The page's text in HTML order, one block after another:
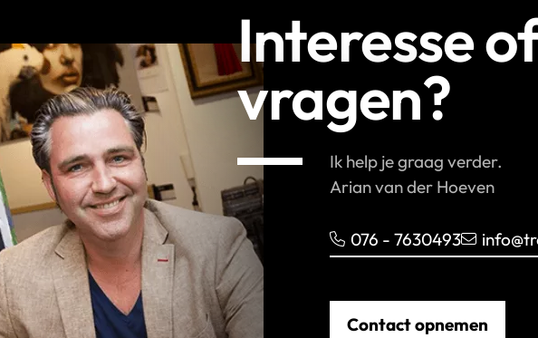
Interesse
vragen?
Ik help je graag verder.
Arian van der Hoeven
076 - 7630493
Contact opnemen